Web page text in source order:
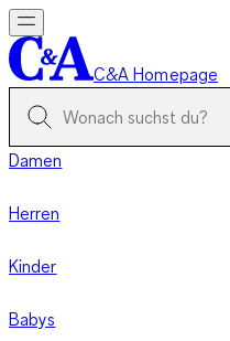
C&A Homepage
Damen
Herren
Kinder
Babys